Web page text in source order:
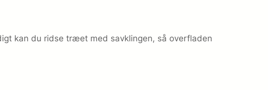
kan du ridse træet med savklingen, så overfladen